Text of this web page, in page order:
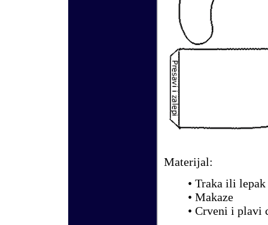
Materijal:
• Traka ili lepak
• Makaze
• Crveni i plavi